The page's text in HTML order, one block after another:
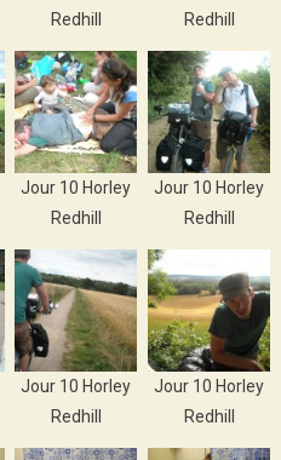
Redhill
Redhill
Jour 10 Horley
Redhill
Jour 10 Horley
Redhill
Jour 10 Horley
Redhill
Jour 10 Horley
Redhill